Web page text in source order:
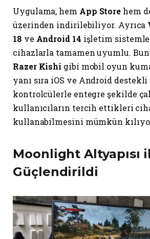
Uygulama, hem App Store hem
üzerinden indirilebiliyor. Ayrıca
18 ve Android 14 işletim
cihazlarla tamamen uyumlu.
Razer Kishi gibi mobil oyun
yanı sıra iOS ve Android
kontrolcülerle entegre şekilde
kullanıcıların tercih ettikleri
kullanabilmesini mümkün
Moonlight Altyapısı
Güçlendirildi